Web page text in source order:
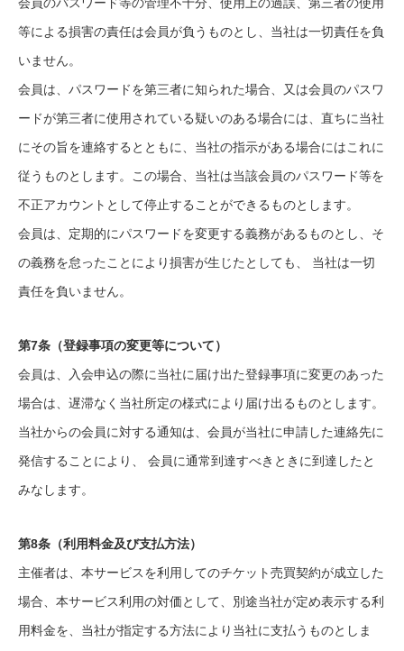
等による損害の責任は会員が負うものとし、当社は一切責任を負
いません。
会員は、パスワードを第三者に知られた場合、又は会員のパスワ
ードが第三者に使用されている疑いのある場合には、直ちに当社
にその旨を連絡するとともに、当社の指示がある場合にはこれに
従うものとします。この場合、当社は当該会員のパスワード等を
不正アカウントとして停止することができるものとします。
会員は、定期的にパスワードを変更する義務があるものとし、そ
の義務を怠ったことにより損害が生じたとしても、 当社は一切
責任を負いません。
第7条（登録事項の変更等について）
会員は、入会申込の際に当社に届け出た登録事項に変更のあった
場合は、遅滞なく当社所定の様式により届け出るものとします。
当社からの会員に対する通知は、会員が当社に申請した連絡先に
発信することにより、 会員に通常到達すべきときに到達したと
みなします。
第8条（利用料金及び支払方法）
主催者は、本サービスを利用してのチケット売買契約が成立した
場合、本サービス利用の対価として、別途当社が定め表示する利
用料金を、当社が指定する方法により当社に支払うものとしま